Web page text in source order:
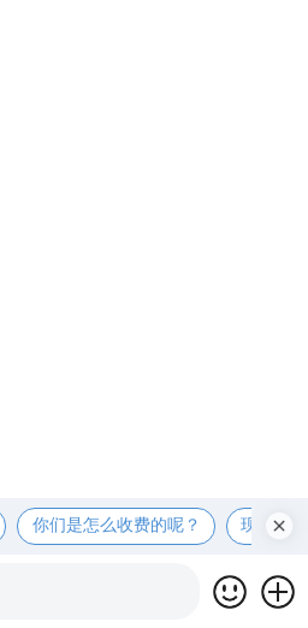
你们是怎么收费的呢？ 现在有